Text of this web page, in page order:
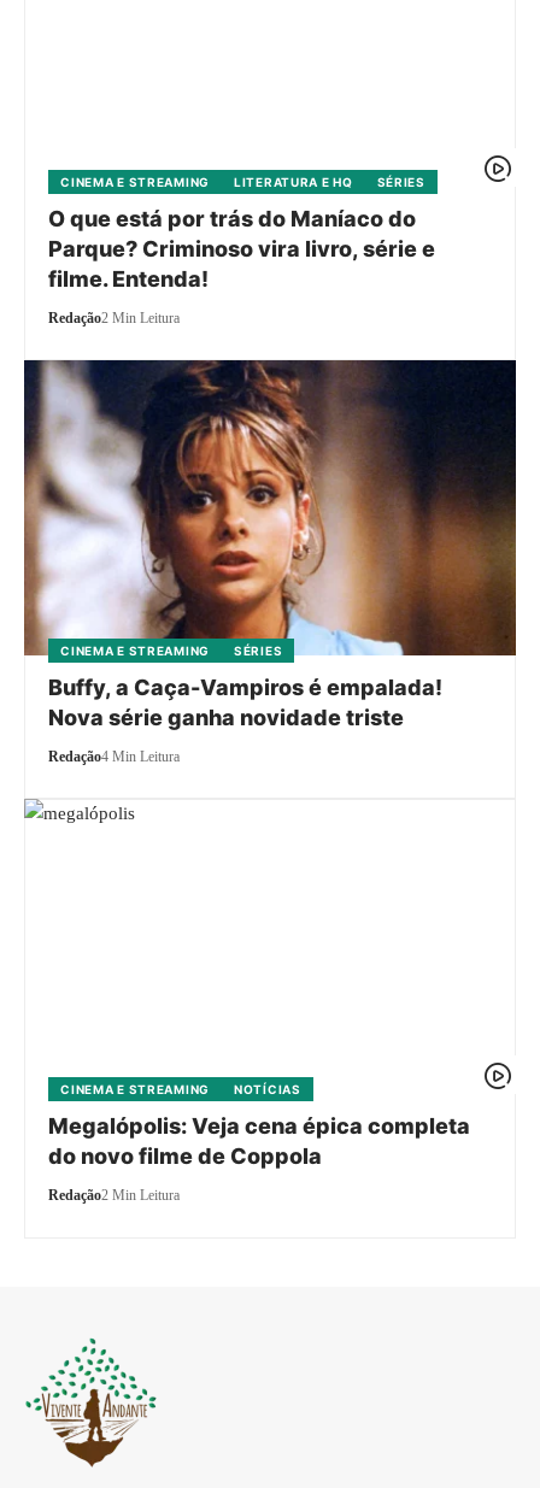
CINEMA E STREAMING LITERATURA E HQ SÉRIES
O que está por trás do Maníaco do
Parque? Criminoso vira livro, série e
filme. Entenda!
Redação2 Min Leitura
CINEMA E STREAMING SÉRIES
Buffy, a Caça-Vampiros é empalada!
Nova série ganha novidade triste
Redação4 Min Leitura
CINEMA E STREAMING NOTÍCIAS
Megalópolis: Veja cena épica completa
do novo filme de Coppola
Redação2 Min Leitura